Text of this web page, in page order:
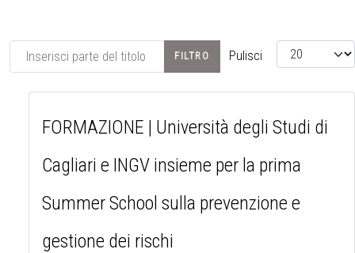
Inserisci parte del titolo FILTRO Pulisci Visualizza #
FORMAZIONE | Università degli Studi di
Cagliari e INGV insieme per la prima
Summer School sulla prevenzione e
gestione dei rischi